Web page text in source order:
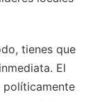
tienes que
El
políticamente